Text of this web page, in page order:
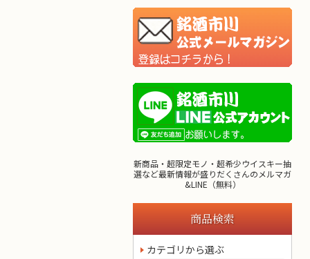
新商品・超限定モノ・超希少ウイスキー抽
選など最新情報が盛りだくさんのメルマガ
&LINE（無料）
商品検索
カテゴリから選ぶ